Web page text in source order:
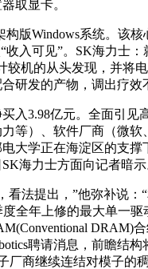
取显卡。
Windows系统。该核
收入可见”。SK海力士
较机的从头发现，并将
研发的产物，调出疗效
3.98亿元。全面引见
力等）、软件厂商（微
大学正在海淀区的支
海力士方面向记者暗示
法提出，”他弥补说：“
度全年上修的最大单一
DRAM)
聘请消息，前瞻结
厂商继续连结对模子的